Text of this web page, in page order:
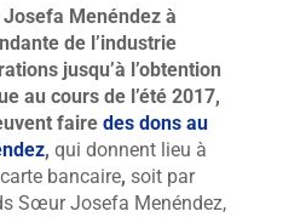
Menéndez à
de l’industrie
jusqu’à l’obtention
au cours de l’été 2017,
faire des dons au
, qui donnent lieu à
bancaire, soit par
Sœur Josefa Menéndez,